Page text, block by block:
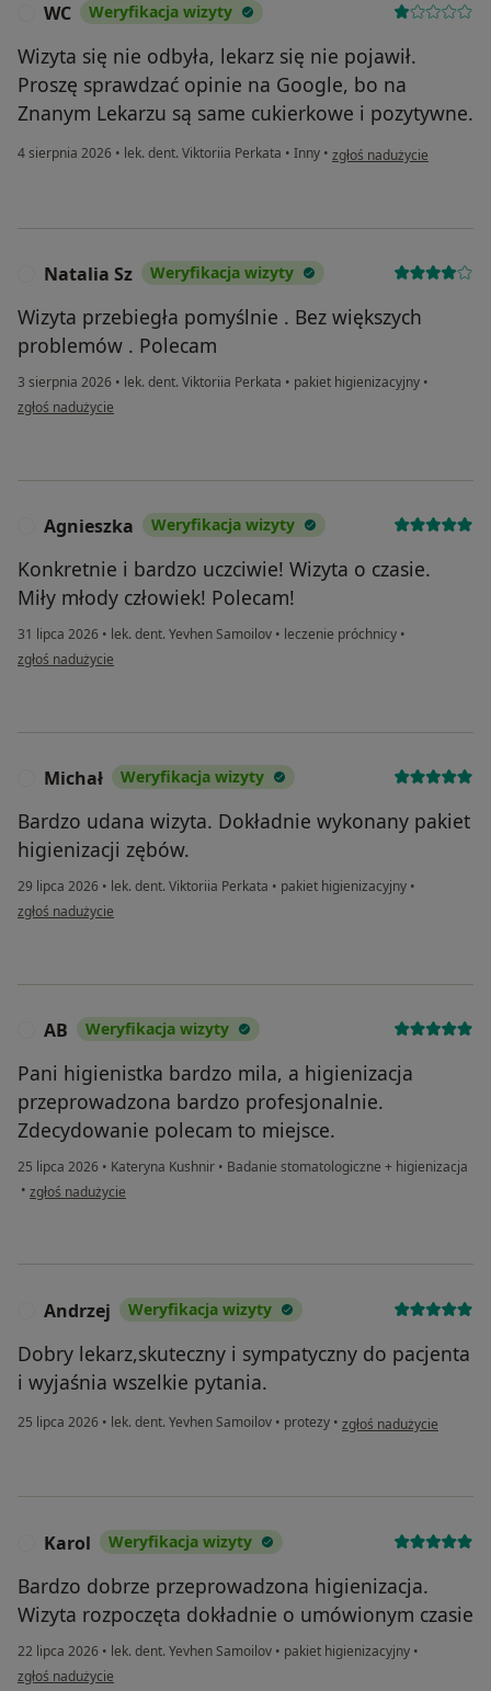
WC Weryfikacja wizyty
Wizyta się nie odbyła, lekarz się nie pojawił.
Proszę sprawdzać opinie na Google, bo na
Znanym Lekarzu są same cukierkowe i pozytywne.
4 sierpnia 2026 • lek. dent. Viktoriia Perkata • Inny • w opinii użytkownika WC
zgłoś nadużycie
Natalia Sz Weryfikacja wizyty
Wizyta przebiegła pomyślnie . Bez większych
problemów . Polecam
3 sierpnia 2026 • lek. dent. Viktoriia Perkata • pakiet higienizacyjny •
w opinii użytkownika Natalia Sz
zgłoś nadużycie
Agnieszka Weryfikacja wizyty
Konkretnie i bardzo uczciwie! Wizyta o czasie.
Miły młody człowiek! Polecam!
31 lipca 2026 • lek. dent. Yevhen Samoilov • leczenie próchnicy •
w opinii użytkownika Agnieszka
zgłoś nadużycie
Michał Weryfikacja wizyty
Bardzo udana wizyta. Dokładnie wykonany pakiet
higienizacji zębów.
29 lipca 2026 • lek. dent. Viktoriia Perkata • pakiet higienizacyjny •
w opinii użytkownika Michał
zgłoś nadużycie
AB Weryfikacja wizyty
Pani higienistka bardzo mila, a higienizacja
przeprowadzona bardzo profesjonalnie.
Zdecydowanie polecam to miejsce.
25 lipca 2026 • Kateryna Kushnir • Badanie stomatologiczne + higienizacja
• w opinii użytkownika AB
zgłoś nadużycie
Andrzej Weryfikacja wizyty
Dobry lekarz,skuteczny i sympatyczny do pacjenta
i wyjaśnia wszelkie pytania.
25 lipca 2026 • lek. dent. Yevhen Samoilov • protezy • w opinii użytkownika
zgłoś nadużycie
Karol Weryfikacja wizyty
Bardzo dobrze przeprowadzona higienizacja.
Wizyta rozpoczęta dokładnie o umówionym czasie
22 lipca 2026 • lek. dent. Yevhen Samoilov • pakiet higienizacyjny •
w opinii użytkownika Karol
zgłoś nadużycie